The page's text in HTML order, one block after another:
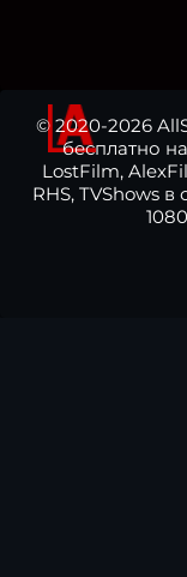
© 2020-2026
бесплатно
LostFilm,
RHS, TVShows